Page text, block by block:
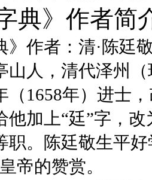
典》作者简
者：清·陈廷敬
山人，清代泽州
（1658年）进士
他加上“廷”字，
职。陈廷敬生平
帝的赞赏。